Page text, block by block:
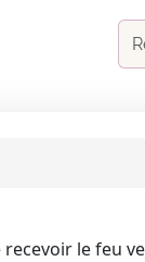
le feu